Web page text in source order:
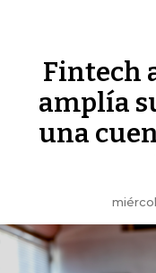
Fintech
amplía
una